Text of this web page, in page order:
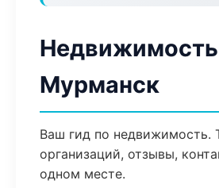
Мурманск
Ваш гид по недвижимость.
организаций, отзывы,
одном месте.